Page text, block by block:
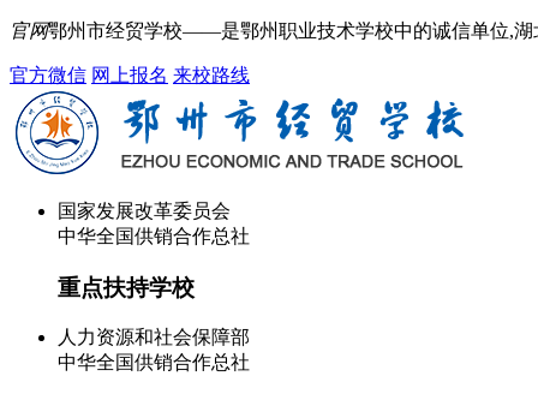
官网鄂州市经贸学校——是鄂州职业技术学校中的诚信单位,
官方微信 网上报名 来校路线
国家发展改革委员会
中华全国供销合作总社
重点扶持学校
人力资源和社会保障部
中华全国供销合作总社